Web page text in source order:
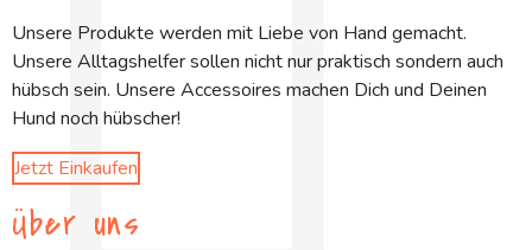
Unsere Produkte werden mit Liebe von Hand gemacht.
Unsere Alltagshelfer sollen nicht nur praktisch sondern auch
hübsch sein. Unsere Accessoires machen Dich und Deinen
Hund noch hübscher!
Jetzt Einkaufen
Über uns